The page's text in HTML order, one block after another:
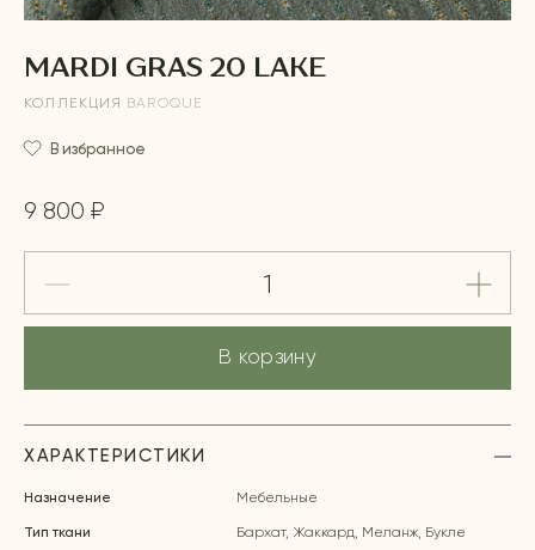
MARDI GRAS 20 LAKE
КОЛЛЕКЦИЯ BAROQUE
В избранное
9 800 ₽
В корзину
ХАРАКТЕРИСТИКИ
Назначение Мебельные
Тип ткани Бархат, Жаккард, Меланж, Букле